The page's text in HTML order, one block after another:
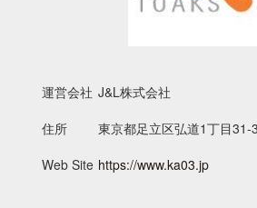
運営会社 J&L株式会社
住所
東京都足立区弘道1丁目31-3
Web Site https://www.ka03.jp